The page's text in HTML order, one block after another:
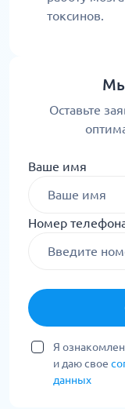
токсинов.
Оставьте
Ваше имя
Номер
Я
и даю свое
данных